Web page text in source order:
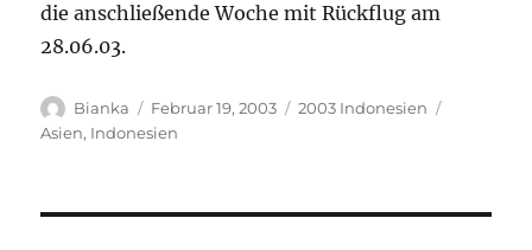
die anschließende Woche mit Rückflug am
28.06.03.
Autor
Bianka
Veröffentlicht
am
Februar 19, 2003 Kategorien
2003 Indonesien
Asien, Indonesien